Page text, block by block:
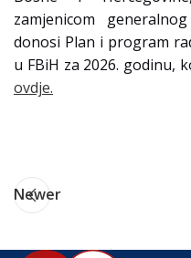
zamjenicom
donosi Plan i program
u FBiH za 2026. godinu,
ovdje.
Newer